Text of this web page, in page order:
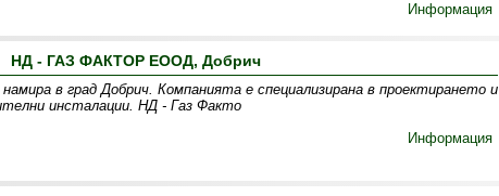
Информация
НД - ГАЗ ФАКТОР ЕООД, Добрич
в град Добрич. Компанията е специализирана в проектирането и
инсталации. НД - Газ Факто
Информация